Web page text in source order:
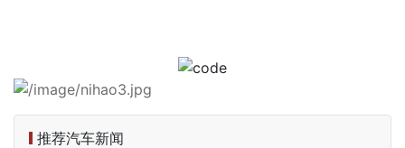
推荐汽车新闻